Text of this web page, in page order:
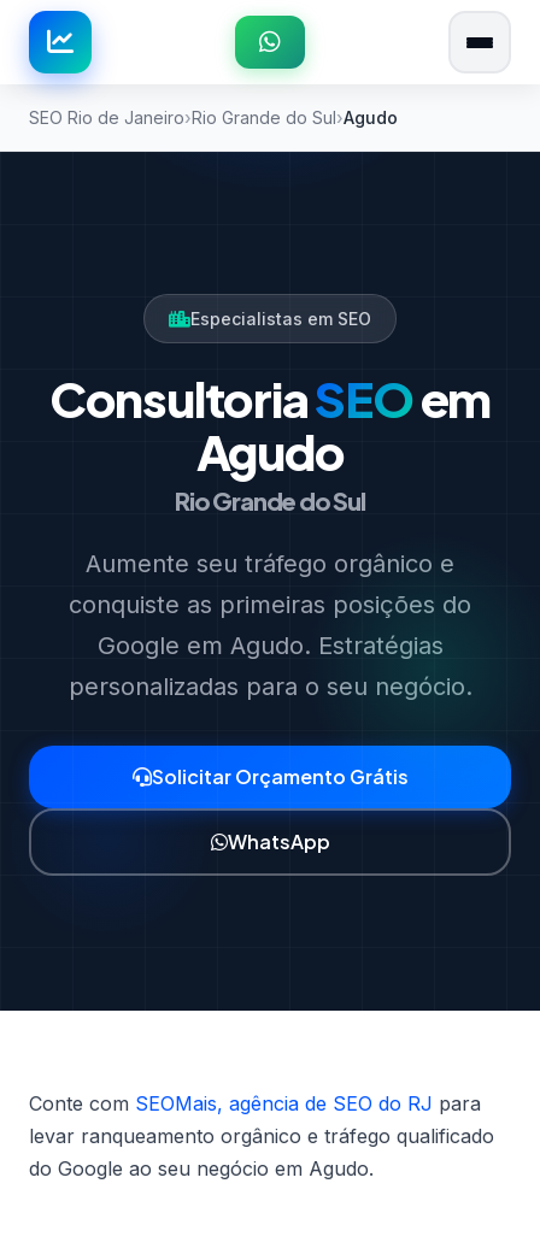
SEO Rio de Janeiro Rio Grande do Sul Agudo
Especialistas em SEO
ConsultoriaSEOem
Agudo
Rio Grande do Sul
Aumente seu tráfego orgânico e
conquiste as primeiras posições do
Google em Agudo. Estratégias
personalizadas para o seu negócio.
Solicitar Orçamento Grátis
WhatsApp
Conte com SEOMais, agência de SEO do RJ para
levar ranqueamento orgânico e tráfego qualificado
do Google ao seu negócio em Agudo.